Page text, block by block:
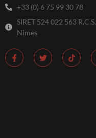
+33 (0) 6 75 99 30 78
SIRET 524 022 563 R.C.S.
Nimes